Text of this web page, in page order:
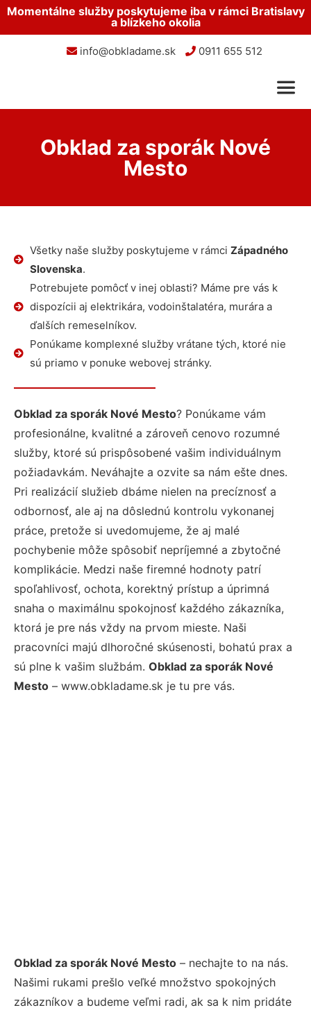
Momentálne služby poskytujeme iba v rámci Bratislavy
a blízkeho okolia
info@obkladame.sk 0911 655 512
Obklad za sporák Nové
Mesto
Všetky naše služby poskytujeme v rámci Západného
Slovenska.
Potrebujete pomôcť v inej oblasti? Máme pre vás k
dispozícii aj elektrikára, vodoinštalatéra, murára a
ďalších remeselníkov.
Ponúkame komplexné služby vrátane tých, ktoré nie
sú priamo v ponuke webovej stránky.
Obklad za sporák Nové Mesto? Ponúkame vám
profesionálne, kvalitné a zároveň cenovo rozumné
služby, ktoré sú prispôsobené vašim individuálnym
požiadavkám. Neváhajte a ozvite sa nám ešte dnes.
Pri realizácií služieb dbáme nielen na precíznosť a
odbornosť, ale aj na dôslednú kontrolu vykonanej
práce, pretože si uvedomujeme, že aj malé
pochybenie môže spôsobiť nepríjemné a zbytočné
komplikácie. Medzi naše firemné hodnoty patrí
spoľahlivosť, ochota, korektný prístup a úprimná
snaha o maximálnu spokojnosť každého zákazníka,
ktorá je pre nás vždy na prvom mieste. Naši
pracovníci majú dlhoročné skúsenosti, bohatú prax a
sú plne k vašim službám. Obklad za sporák Nové
Mesto – www.obkladame.sk je tu pre vás.
Obklad za sporák Nové Mesto – nechajte to na nás.
Našimi rukami prešlo veľké množstvo spokojných
zákazníkov a budeme veľmi radi, ak sa k nim pridáte